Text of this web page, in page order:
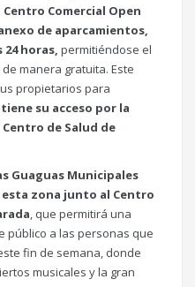
Comercial Open
de aparcamientos,
horas, permitiéndose el
manera gratuita. Este
propietarios para
tiene su acceso por la
de Salud de
Guaguas Municipales
zona junto al Centro
, que permitirá una
público a las personas que
fin de semana, donde
musicales y la gran